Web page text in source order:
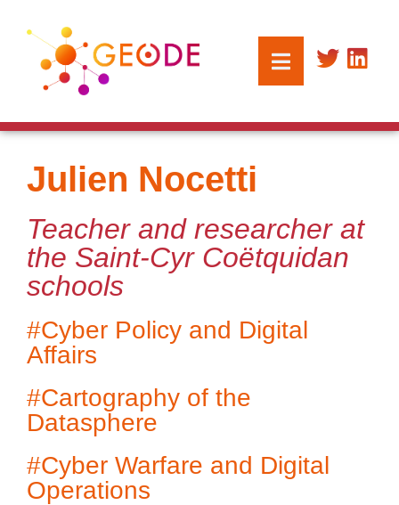
Julien Nocetti
Teacher and researcher at
the Saint-Cyr Coëtquidan
schools
#Cyber Policy and Digital
Affairs
#Cartography of the
Datasphere
#Cyber Warfare and Digital
Operations